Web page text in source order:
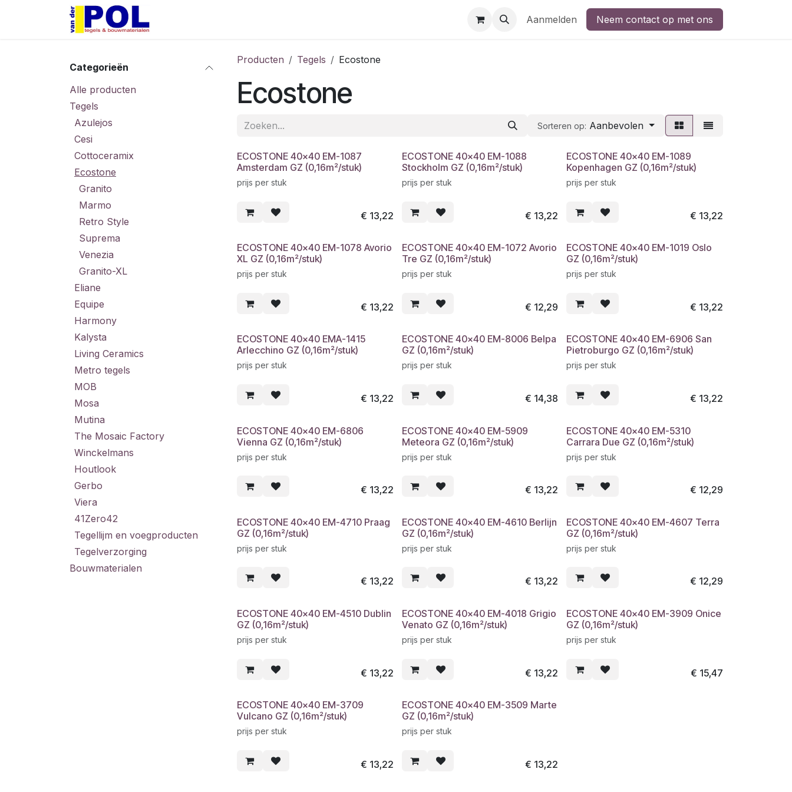
Overslaan naar inhoud
Aanmelden Neem contact op met ons
Categorieën
Alle producten
Tegels
Azulejos
Cesi
Cottoceramix
Ecostone
Granito
Marmo
Retro Style
Suprema
Venezia
Granito-XL
Eliane
Equipe
Harmony
Kalysta
Living Ceramics
Metro tegels
MOB
Mosa
Mutina
The Mosaic Factory
Winckelmans
Houtlook
Gerbo
Viera
41Zero42
Tegellijm en voegproducten
Tegelverzorging
Bouwmaterialen
Producten Tegels Ecostone
Ecostone
Sorteren op: Aanbevolen
ECOSTONE 40x40 EM-1087
Amsterdam GZ (0,16m²/stuk)
prijs per stuk
€ 13,22
ECOSTONE 40x40 EM-1088
Stockholm GZ (0,16m²/stuk)
prijs per stuk
€ 13,22
ECOSTONE 40x40 EM-1089
Kopenhagen GZ (0,16m²/stuk)
prijs per stuk
€ 13,22
ECOSTONE 40x40 EM-1078 Avorio
XL GZ (0,16m²/stuk)
prijs per stuk
€ 13,22
ECOSTONE 40x40 EM-1072 Avorio
Tre GZ (0,16m²/stuk)
prijs per stuk
€ 12,29
ECOSTONE 40x40 EM-1019 Oslo
GZ (0,16m²/stuk)
prijs per stuk
€ 13,22
ECOSTONE 40x40 EMA-1415
Arlecchino GZ (0,16m²/stuk)
prijs per stuk
€ 13,22
ECOSTONE 40x40 EM-8006 Belpa
GZ (0,16m²/stuk)
prijs per stuk
€ 14,38
ECOSTONE 40x40 EM-6906 San
Pietroburgo GZ (0,16m²/stuk)
prijs per stuk
€ 13,22
ECOSTONE 40x40 EM-6806
Vienna GZ (0,16m²/stuk)
prijs per stuk
€ 13,22
ECOSTONE 40x40 EM-5909
Meteora GZ (0,16m²/stuk)
prijs per stuk
€ 13,22
ECOSTONE 40x40 EM-5310
Carrara Due GZ (0,16m²/stuk)
prijs per stuk
€ 12,29
ECOSTONE 40x40 EM-4710 Praag
GZ (0,16m²/stuk)
prijs per stuk
€ 13,22
ECOSTONE 40x40 EM-4610 Berlijn
GZ (0,16m²/stuk)
prijs per stuk
€ 13,22
ECOSTONE 40x40 EM-4607 Terra
GZ (0,16m²/stuk)
prijs per stuk
€ 12,29
ECOSTONE 40x40 EM-4510 Dublin
GZ (0,16m²/stuk)
prijs per stuk
€ 13,22
ECOSTONE 40x40 EM-4018 Grigio
Venato GZ (0,16m²/stuk)
prijs per stuk
€ 13,22
ECOSTONE 40x40 EM-3909 Onice
GZ (0,16m²/stuk)
prijs per stuk
€ 15,47
ECOSTONE 40x40 EM-3709
Vulcano GZ (0,16m²/stuk)
prijs per stuk
€ 13,22
ECOSTONE 40x40 EM-3509 Marte
GZ (0,16m²/stuk)
prijs per stuk
€ 13,22